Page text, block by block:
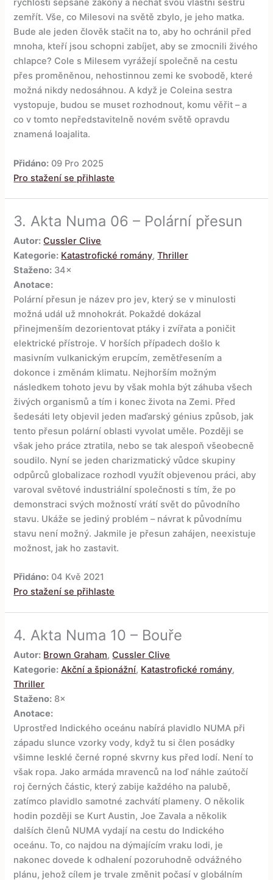
rychlosti sepsané zákony a nechat svou vlastní sestru
zemřít. Vše, co Milesovi na světě zbylo, je jeho matka.
Bude ale jeden člověk stačit na to, aby ho ochránil před
mnoha, kteří jsou schopni zabíjet, aby se zmocnili živého
chlapce? Cole s Milesem vyrážejí společně na cestu
přes proměněnou, nehostinnou zemi ke svobodě, které
možná nikdy nedosáhnou. A když je Coleina sestra
vystopuje, budou se muset rozhodnout, komu věřit – a
co v tomto nepředstavitelně novém světě opravdu
znamená loajalita.
Přidáno: 09 Pro 2025
Pro stažení se přihlaste
3.Akta Numa 06 – Polární přesun
Autor: Cussler Clive
Kategorie: Katastrofické romány,Thriller
Staženo: 34×
Anotace:
Polární přesun je název pro jev, který se v minulosti
možná udál už mnohokrát. Pokaždé dokázal
přinejmenším dezorientovat ptáky i zvířata a poničit
elektrické přístroje. V horších případech došlo k
masivním vulkanickým erupcím, zemětřesením a
dokonce i změnám klimatu. Nejhorším možným
následkem tohoto jevu by však mohla být záhuba všech
živých organismů a tím i konec života na Zemi. Před
šedesáti lety objevil jeden maďarský génius způsob, jak
tento přesun polární oblasti vyvolat uměle. Později se
však jeho práce ztratila, nebo se tak alespoň všeobecně
soudilo. Nyní se jeden charizmatický vůdce skupiny
odpůrců globalizace rozhodl využít objevenou práci, aby
varoval světové industriální společnosti s tím, že po
demonstraci svých možností vrátí svět do původního
stavu. Ukáže se jediný problém – návrat k původnímu
stavu není možný. Jakmile je přesun zahájen, neexistuje
možnost, jak ho zastavit.
Přidáno: 04 Kvě 2021
Pro stažení se přihlaste
4.Akta Numa 10 – Bouře
Autor: Brown Graham,Cussler Clive
Kategorie: Akční a špionážní, Katastrofické romány,
Thriller
Staženo: 8×
Anotace:
Uprostřed Indického oceánu nabírá plavidlo NUMA při
západu slunce vzorky vody, když tu si člen posádky
všimne lesklé černé ropné skvrny kus před lodí. Není to
však ropa. Jako armáda mravenců na loď náhle zaútočí
roj černých částic, který zabije každého na palubě,
zatímco plavidlo samotné zachvátí plameny. O několik
hodin později se Kurt Austin, Joe Zavala a několik
dalších členů NUMA vydají na cestu do Indického
oceánu. To, co najdou na dýmajícím vraku lodi, je
nakonec dovede k odhalení pozoruhodně odvážného
plánu, jehož cílem je trvale změnit počasí v globálním